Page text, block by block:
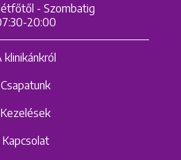
- Szombatig
20:00
klinikánkról
Csapatunk
Kezelések
Kapcsolat